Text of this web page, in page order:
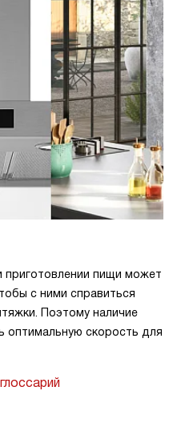
приготовлении пищи может
с ними справиться
Поэтому наличие
оптимальную скорость для